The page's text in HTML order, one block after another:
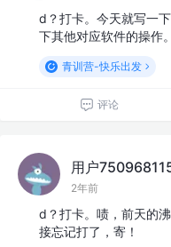
d？打卡。今天就写一
下其他对应软件的操作。
青训营-快乐出发
评论
用户
2年前
d？打卡。啧，前天的
接忘记打了，寄！